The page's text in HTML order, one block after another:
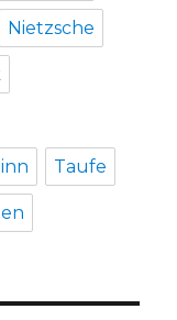
Nietzsche
Taufe